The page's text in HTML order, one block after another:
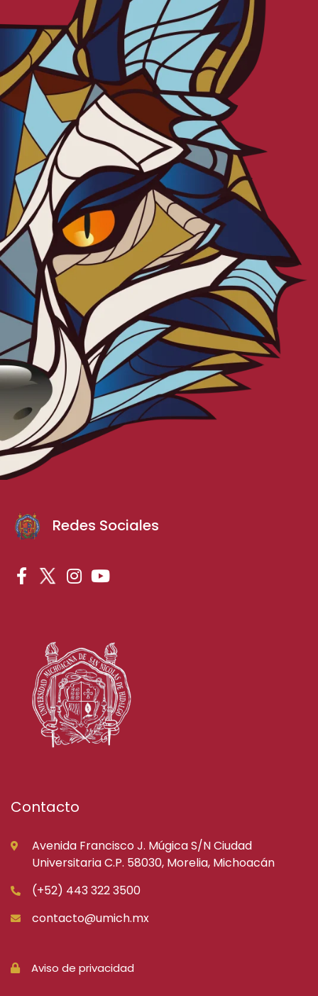
Redes Sociales
Contacto
Avenida Francisco J. Múgica S/N Ciudad
Universitaria C.P. 58030, Morelia, Michoacán
(+52) 443 322 3500
contacto@umich.mx
Aviso de privacidad